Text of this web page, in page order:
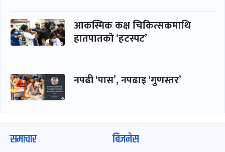
आकस्मिक कक्ष चिकित्सकमाथि
हातपातको ‘हटस्पट’
नपढी ‘पास’, नपढाइ ‘गुणस्तर’
समाचार बिजनेस